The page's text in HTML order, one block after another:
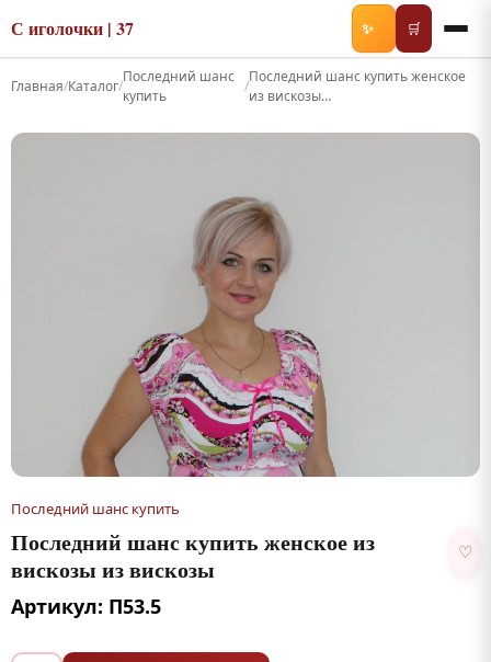
С иголочки | 37 ✨ 🛒
Главная/Каталог/
Последний шанс
купить
/
Последний шанс купить женское
из вискозы…
Последний шанс купить
Последний шанс купить женское из
вискозы из вискозы
♡
Артикул: П53.5